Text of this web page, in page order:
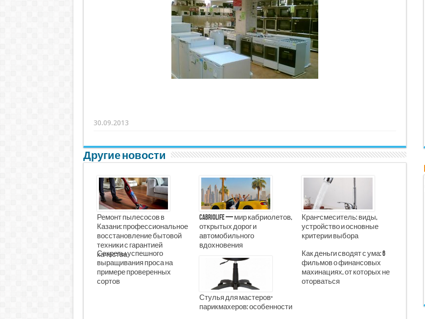
30.09.2013
Другие новости
Ремонт пылесосов в
Казани: профессиональное
восстановление бытовой
техники с гарантией
качества
CabrioLife — мир кабриолетов,
открытых дорог и
автомобильного
вдохновения
Кран-смеситель: виды,
устройство и основные
критерии выбора
Секреты успешного
выращивания проса на
примере проверенных
сортов
Стулья для мастеров-
парикмахеров: особенности
Как деньги сводят с ума: 6
фильмов о финансовых
махинациях, от которых не
оторваться